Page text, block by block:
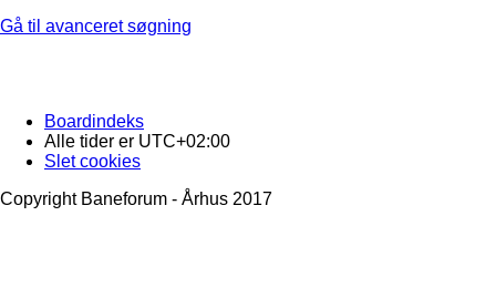
Gå til avanceret søgning
Boardindeks
Alle tider er UTC+02:00
Slet cookies
Copyright Baneforum - Århus 2017